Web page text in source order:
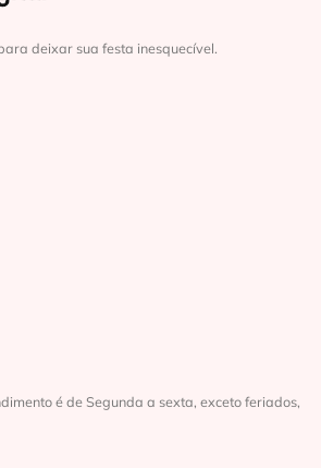
deixar sua festa inesquecível.
é de Segunda a sexta, exceto feriados,